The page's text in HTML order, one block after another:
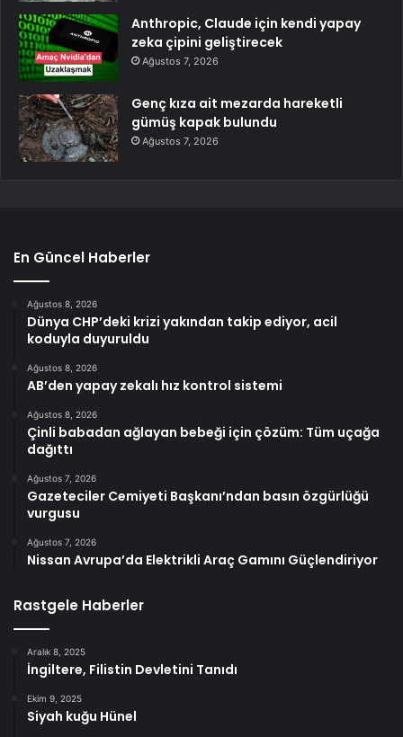
Anthropic, Claude için kendi yapay
zeka çipini geliştirecek
Ağustos 7, 2026
Genç kıza ait mezarda hareketli
gümüş kapak bulundu
Ağustos 7, 2026
En Güncel Haberler
Ağustos 8, 2026
Dünya CHP’deki krizi yakından takip ediyor, acil
koduyla duyuruldu
Ağustos 8, 2026
AB’den yapay zekalı hız kontrol sistemi
Ağustos 8, 2026
Çinli babadan ağlayan bebeği için çözüm: Tüm uçağa
dağıttı
Ağustos 7, 2026
Gazeteciler Cemiyeti Başkanı’ndan basın özgürlüğü
vurgusu
Ağustos 7, 2026
Nissan Avrupa’da Elektrikli Araç Gamını Güçlendiriyor
Rastgele Haberler
Aralık 8, 2025
İngiltere, Filistin Devletini Tanıdı
Ekim 9, 2025
Siyah kuğu Hünel